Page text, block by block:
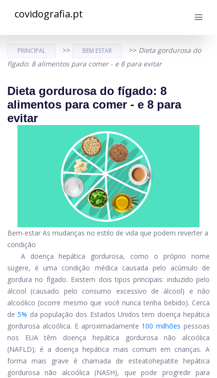
covidografia.pt
PRINCIPAL >> BEM ESTAR >> Dieta gordurosa do
fígado: 8 alimentos para comer - e 8 para evitar
Dieta gordurosa do fígado: 8
alimentos para comer - e 8 para
evitar
Bem-estar As mudanças no estilo de vida que podem reverter a
condição
A doença hepática gordurosa, como o próprio nome
sugere, é uma condição médica causada pelo acúmulo de
gordura no fígado. Existem dois tipos principais: induzido pelo
álcool (causado pelo consumo excessivo de álcool) e não
alcoólico (ocorre mesmo que você nunca tenha bebido). Cerca
de 5% da população dos Estados Unidos tem doença hepática
gordurosa alcoólica. E aproximadamente 100 milhões pessoas
nos EUA têm doença hepática gordurosa não alcoólica
(NAFLD); é a doença hepática mais comum em crianças. A
forma mais grave é chamada de esteatohepatite hepática
gordurosa não alcoólica (NASH), que pode progredir para